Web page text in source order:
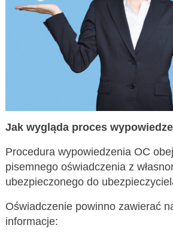
Jak wygląda proces
Procedura wypowiedzenia OC
pisemnego oświadczenia z
ubezpieczonego do
Oświadczenie powinno zawierać
informacje: